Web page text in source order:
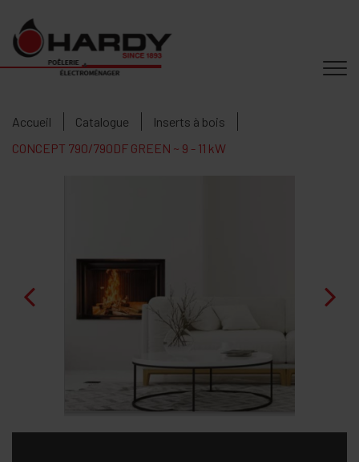
Accueil Catalogue
Inserts à bois
CONCEPT 790/790DF GREEN ~ 9 - 11 kW